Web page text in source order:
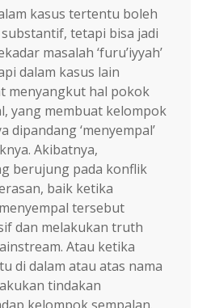
kasus tertentu boleh
tetapi bisa jadi
masalah ‘furu’iyyah’
dalam kasus lain
menyangkut hal pokok
yang membuat kelompok
‘menyempal’
Akibatnya,
berujung pada konflik
baik ketika
tersebut
dan melakukan truth
Atau ketika
di dalam atau atas nama
tindakan